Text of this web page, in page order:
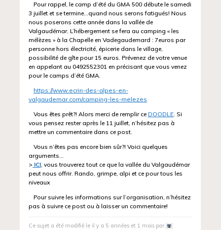
Pour rappel, le camp d’été du GMA 500 débute le samedi
3 juillet et se termine…quand nous serons fatigués! Nous
nous poserons cette année dans la vallée de
Valgaudémar. L’hébergement se fera au camping « les
mélèzes » à la Chapelle en Vadegaudemard : 7euros par
personne hors électricité, épicerie dans le village,
possibilité de gîte pour 15 euros. Prévenez de votre venue
en appelant au 0492552301 en précisant que vous venez
pour le camps d’été GMA.
https://www.ecrin-des-alpes-en-
valgaudemar.com/camping-les-melezes
Vous êtes prêt?! Alors merci de remplir ce DOODLE. Si
vous pensez rester après le 11 juillet, n’hésitez pas à
mettre un commentaire dans ce post.
Vous n’êtes pas encore bien sûr?! Voici quelques
arguments…
> ICI, vous trouverez tout ce que la vallée du Valgaudémar
peut nous offrir. Rando, grimpe, alpi et ce pour tous les
niveaux
Pour suivre les informations sur l’organisation, n’hésitez
pas à suivre ce post ou à laisser un commentaire!
Ce sujet a été modifié le il y a 5 années et 1 mois par